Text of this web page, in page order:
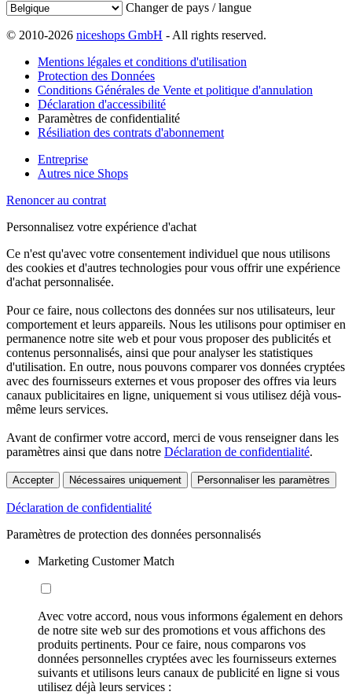
Changer de pays / langue
© 2010-2026 niceshops GmbH - All rights reserved.
Mentions légales et conditions d'utilisation
Protection des Données
Conditions Générales de Vente et politique d'annulation
Déclaration d'accessibilité
Paramètres de confidentialité
Résiliation des contrats d'abonnement
Entreprise
Autres nice Shops
Renoncer au contrat
Personnalisez votre expérience d'achat
Ce n'est qu'avec votre consentement individuel que nous utilisons
des cookies et d'autres technologies pour vous offrir une expérience
d'achat personnalisée.
Pour ce faire, nous collectons des données sur nos utilisateurs, leur
comportement et leurs appareils. Nous les utilisons pour optimiser en
permanence notre site web et pour vous proposer des publicités et
contenus personnalisés, ainsi que pour analyser les statistiques
d'utilisation. En outre, nous pouvons comparer vos données cryptées
avec des fournisseurs externes et vous proposer des offres via leurs
canaux publicitaires en ligne, uniquement si vous utilisez déjà vous-
même leurs services.
Avant de confirmer votre accord, merci de vous renseigner dans les
paramètres ainsi que dans notre Déclaration de confidentialité.
Accepter Nécessaires uniquement Personnaliser les paramètres
Déclaration de confidentialité
Paramètres de protection des données personnalisés
Marketing Customer Match
Avec votre accord, nous vous informons également en dehors
de notre site web sur des promotions et vous affichons des
produits pertinents. Pour ce faire, nous comparons vos
données personnelles cryptées avec les fournisseurs externes
suivants et utilisons leurs canaux de publicité en ligne si vous
utilisez déjà leurs services :